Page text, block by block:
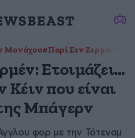
Μονάχου#Παρί Σεν Ζερμέν
Ετοιμάζει…
Κέιν που είναι
Μπάγερν
φορ με την Τότεναμ